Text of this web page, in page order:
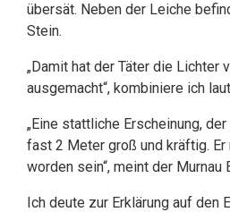
übersät. Neben der Leiche
Stein.
„Damit hat der Täter die Lichter
ausgemacht“, kombiniere ich
„Eine stattliche Erscheinung,
fast 2 Meter groß und kräftig.
worden sein“, meint der Murnau
Ich deute zur Erklärung auf den